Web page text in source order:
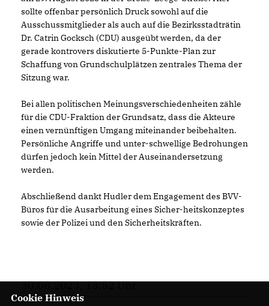
sollte offenbar persönlich Druck sowohl auf die
Ausschussmitglieder als auch auf die Bezirksstadträtin
Dr. Catrin Gocksch (CDU) ausgeübt werden, da der
gerade kontrovers diskutierte 5-Punkte-Plan zur
Schaffung von Grundschulplätzen zentrales Thema der
Sitzung war.
Bei allen politischen Meinungsverschiedenheiten zähle
für die CDU-Fraktion der Grundsatz, dass die Akteure
einen vernünftigen Umgang miteinander beibehalten.
Persönliche Angriffe und unter-schwellige Bedrohungen
dürfen jedoch kein Mittel der Auseinandersetzung
werden.
Abschließend dankt Hudler dem Engagement des BVV-
Büros für die Ausarbeitung eines Sicher-heitskonzeptes
sowie der Polizei und den Sicherheitskräften.
30.08.2023, 13:52 Uhr
Cookie Hinweis